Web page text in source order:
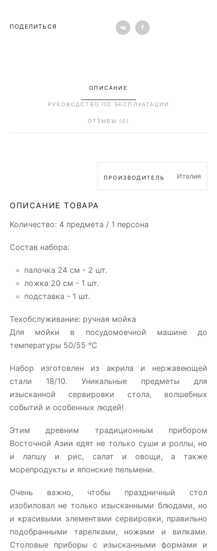
ПОДЕЛИТЬСЯ
ОПИСАНИЕ
РУКОВОДСТВО ПО ЭКСПЛУАТАЦИИ
ОТЗЫВЫ (0)
ПРОИЗВОДИТЕЛЬ Италия
ОПИСАНИЕ ТОВАРА
Количество: 4 предмета / 1 персона
Состав набора:
палочка 24 см - 2 шт.
ложка 20 см - 1 шт.
подставка - 1 шт.
Техобслуживание: ручная мойка
Для мойки в посудомоечной машине до
температуры 50/55 °C
Набор изготовлен из акрила и нержавеющей
стали 18/10. Уникальные предметы для
изысканной сервировки стола, волшебных
событий и особенных людей!
Этим древним традиционным прибором
Восточной Азии едят не только суши и роллы, но
и лапшу и рис, салат и овощи, а также
морепродукты и японские пельмени.
Очень важно, чтобы праздничный стол
изобиловал не только изысканными блюдами, но
и красивыми элементами сервировки, правильно
подобранными тарелками, ножами и вилками.
Столовые приборы c изысканными формами и